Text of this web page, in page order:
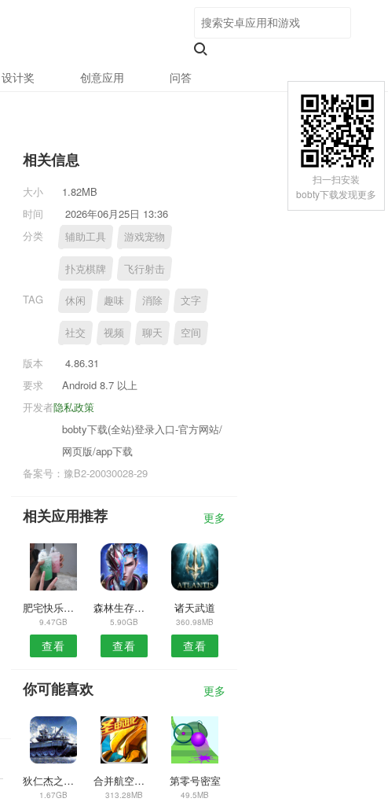
设计奖 创意应用 问答
相关信息
大小
1.82MB
时间
2026年06月25日 13:36
分类
辅助工具 游戏宠物
扑克棋牌 飞行射击
TAG 休闲 趣味 消除 文字
社交 视频 聊天 空间
版本
4.86.31
要求
Android 8.7 以上
隐私政策
开发者
bobty下载(全站)登录入口-官方网站/
网页版/app下载
备案号：豫B2-20030028-29
相关应用推荐 更多
肥宅快乐餐厅
9.47GB
查看
森林生存进化
5.90GB
查看
诸天武道
360.98MB
查看
你可能喜欢 更多
狄仁杰之四大天王
1.67GB
合并航空飞机
313.28MB
第零号密室
49.5MB
扫一扫安装
bobty下载发现更多